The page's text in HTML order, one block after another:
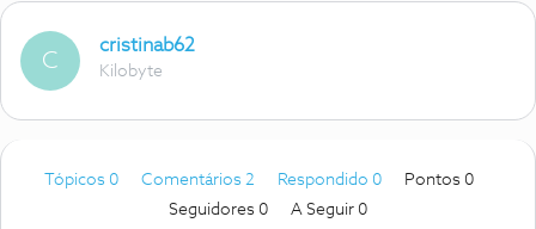
C
cristinab62
Kilobyte
Tópicos 0 Comentários 2 Respondido 0
Pontos 0
Seguidores 0 A Seguir 0